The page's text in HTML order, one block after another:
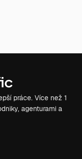
práce. Více než 1
agenturami a